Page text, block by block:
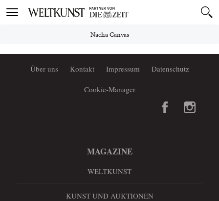
Toggle
Nacha Canvas
Über uns Kontakt Impressum Datenschutz
Cookie-Manager
MAGAZINE
WELTKUNST
KUNST UND AUKTIONEN